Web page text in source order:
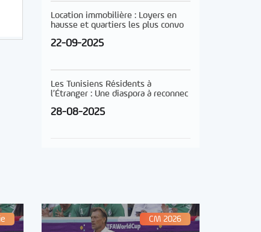
Location immobilière : Loyers en
hausse et quartiers les plus convo
22-09-2025
Les Tunisiens Résidents à
l’Étranger : Une diaspora à reconnec
28-08-2025
CM 2026